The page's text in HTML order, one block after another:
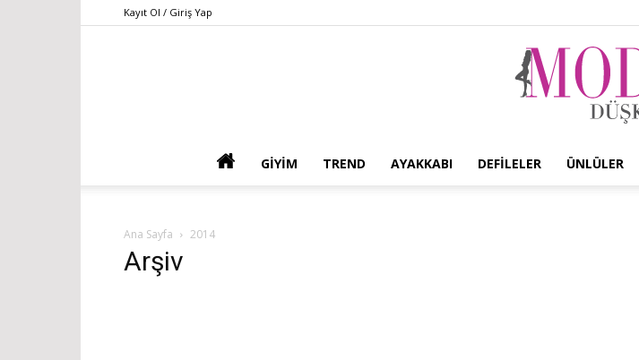
Kayıt Ol / Giriş Yap
GIYIM TREND AYAKKABI DEFILELER ÜNLÜLER
Ana Sayfa 2014
Arşiv